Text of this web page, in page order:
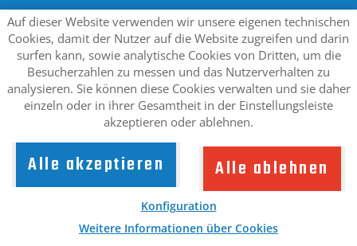
Multisportplätze Durchgeführte
Arbeiten
Auf dieser Website verwenden wir unsere eigenen technischen
Cookies, damit der Nutzer auf die Website zugreifen und darin
surfen kann, sowie analytische Cookies von Dritten, um die
Besucherzahlen zu messen und das Nutzerverhalten zu
analysieren. Sie können diese Cookies verwalten und sie daher
einzeln oder in ihrer Gesamtheit in der Einstellungsleiste
akzeptieren oder ablehnen.
Alle akzeptieren Alle ablehnen
Konfiguration
Weitere Informationen über Cookies
Luxus-Panoramastrecke
Super-Panoramastrecke
Wandpadelplatz
Avis juridique Datenschutz
Cookies-Politik
padelfanvalencia.com
Programmierung durchedina.es